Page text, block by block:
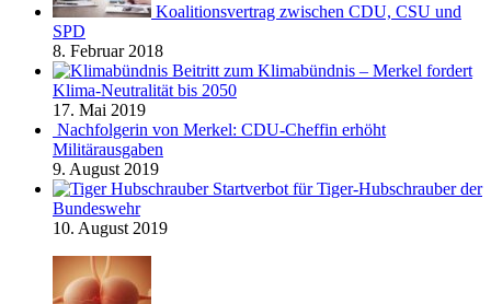
Koalitionsvertrag zwischen CDU, CSU und
SPD
8. Februar 2018
Beitritt zum Klimabündnis – Merkel fordert
Klima-Neutralität bis 2050
17. Mai 2019
Nachfolgerin von Merkel: CDU-Cheffin erhöht
Militärausgaben
9. August 2019
Startverbot für Tiger-Hubschrauber der
Bundeswehr
10. August 2019